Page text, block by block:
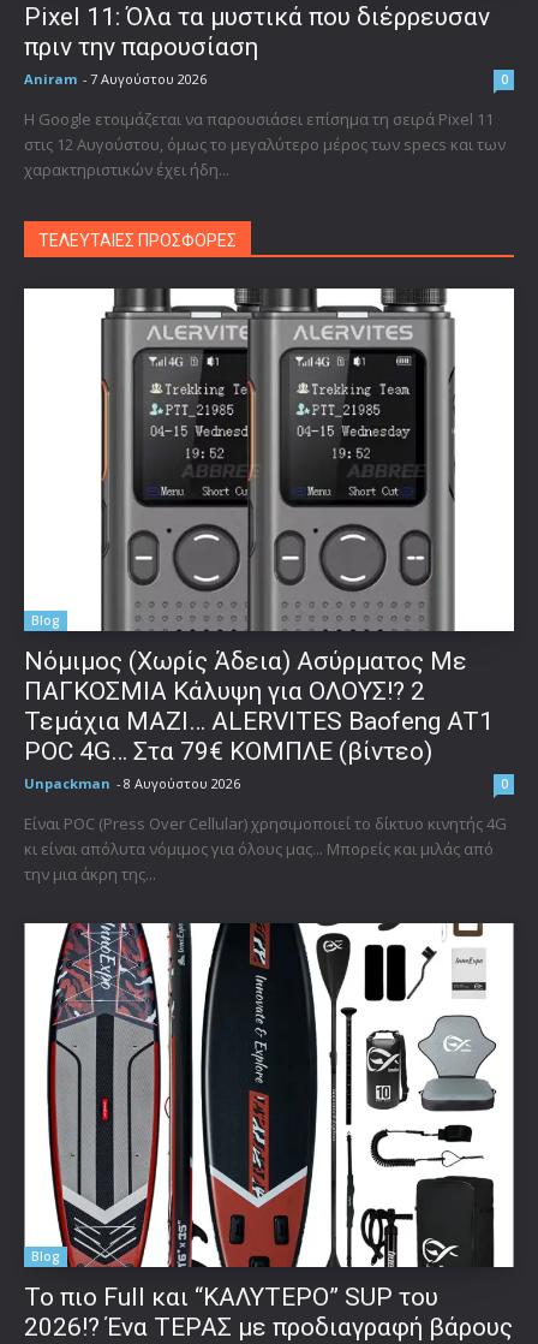
Pixel 11: Όλα τα μυστικά που διέρρευσαν
πριν την παρουσίαση
Aniram - 7 Αυγούστου 2026 0
Η Google ετοιμάζεται να παρουσιάσει επίσημα τη σειρά Pixel 11
στις 12 Αυγούστου, όμως το μεγαλύτερο μέρος των specs και των
χαρακτηριστικών έχει ήδη...
ΤΕΛΕΥΤΑΙΕΣ ΠΡΟΣΦΟΡΕΣ
Blog
Νόμιμος (Χωρίς Άδεια) Ασύρματος Με
ΠΑΓΚΟΣΜΙΑ Κάλυψη για ΟΛΟΥΣ!? 2
Τεμάχια ΜΑΖΙ… ALERVITES Baofeng AT1
POC 4G… Στα 79€ ΚΟΜΠΛΕ (βίντεο)
Unpackman - 8 Αυγούστου 2026 0
Είναι POC (Press Over Cellular) χρησιμοποιεί το δίκτυο κινητής 4G
κι είναι απόλυτα νόμιμος για όλους μας... Μπορείς και μιλάς από
την μια άκρη της...
Blog
To πιο Full και “ΚΑΛΥΤΕΡΟ” SUP του
2026!? Ένα ΤΕΡΑΣ με προδιαγραφή βάρους